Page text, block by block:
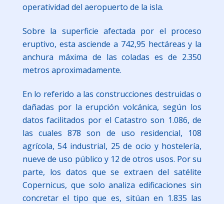
operatividad del aeropuerto de la isla.
Sobre la superficie afectada por el proceso
eruptivo, esta asciende a 742,95 hectáreas y la
anchura máxima de las coladas es de 2.350
metros aproximadamente.
En lo referido a las construcciones destruidas o
dañadas por la erupción volcánica, según los
datos facilitados por el Catastro son 1.086, de
las cuales 878 son de uso residencial, 108
agrícola, 54 industrial, 25 de ocio y hostelería,
nueve de uso público y 12 de otros usos. Por su
parte, los datos que se extraen del satélite
Copernicus, que solo analiza edificaciones sin
concretar el tipo que es, sitúan en 1.835 las